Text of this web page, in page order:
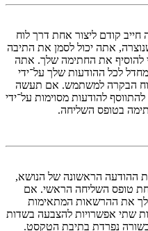
קודם ליצור אחת דרך לוח
אתה יכול לסמן את התיבה
להוסיף את החתימה שלך. אתה
לכל ההודעות שלך על־ידי
הבקרה למשתמש. אם תעשה
להודעות מסוימות על־ידי
בטופס השליחה.
ההודעה הראשונה של הנושא,
טופס השליחה הראשי. אם
לך את ההרשאות המתאימות
שתי אפשרויות להצבעה בשדות
נפרדת בתיבת הטקסט.